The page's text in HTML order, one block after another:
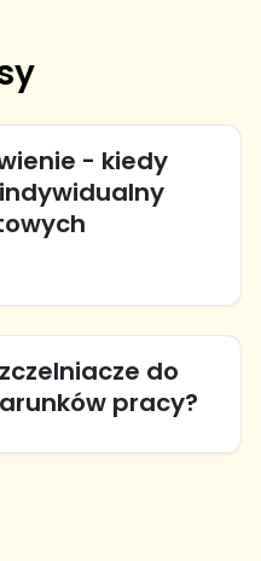
- kiedy
do
pracy?